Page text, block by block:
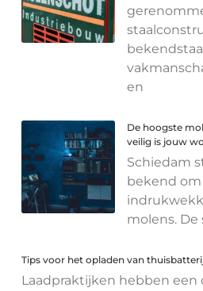
en
De hoogste
veilig is jouw
Schiedam
bekend om
molens.
Tips voor het opladen van
Laadpraktijken hebben een